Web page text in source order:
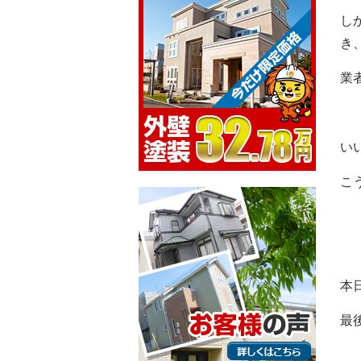
し
き
業
い
こ
本
最